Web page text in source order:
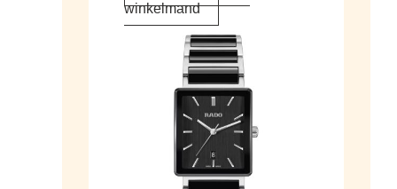
winkelmand